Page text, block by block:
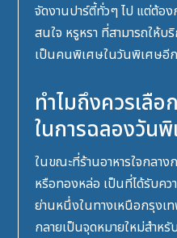
จัดงานปาร์ตี้ทั่วๆ ไป แต่ต้อ
สนใจ หรูหรา ที่สามารถให้บ
เป็นคนพิเศษในวันพิเศษอี
ทำไมถึงควรเลือ
ในการฉลองวันพิ
ในขณะที่ร้านอาหารใจกลา
หรือทองหล่อ เป็นที่ได้รับค
ย่านหนึ่งในทางเหนือกรุงเ
กลายเป็นจุดหมายใหม่สำห